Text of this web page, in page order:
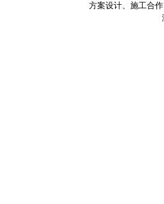
方案设计、施工合